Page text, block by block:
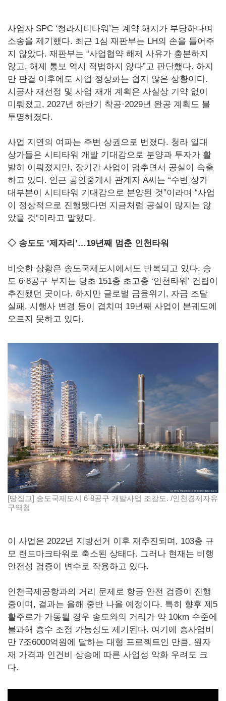
사업자 SPC ‘청라시티타워’는 계약 해지가 부당하다며
소송을 제기했다. 최근 1심 재판부는 LH의 손을 들어주
지 않았다. 재판부는 “사업협약 해제 사유가 충분하지
않고, 해제 통보 역시 적법하지 않다”고 판단했다. 하지
만 판결 이후에도 사업 정상화는 쉽지 않은 상황이다.
시공사 재선정 및 사업 재개 계획은 사실상 기약 없이
미뤄졌고, 2027년 하반기 착공·2029년 완공 계획도 불
투명해졌다.
사업 지연의 여파는 주변 상권으로 번졌다. 청라 일대
상가들은 시티타워 개발 기대감으로 분양과 투자가 활
발히 이뤄졌지만, 장기간 사업이 멈추면서 공실이 속출
하고 있다. 인근 공인중개사 관계자 A씨는 “수변 상가
대부분이 시티타워 기대감으로 분양된 것”이라며 “사업
이 정상적으로 진행됐다면 지금처럼 공실이 많지는 않
았을 것”이라고 말했다.
◇ 송도도 ‘제자리’…19년째 멈춘 인천타워
비슷한 상황은 송도국제도시에서도 반복되고 있다. 송
도 6·8공구 부지는 당초 151층 초고층 ‘인천타워’ 건립이
추진됐던 곳이다. 하지만 글로벌 금융위기, 자금 조달
실패, 시행사 변경 등이 겹치며 19년째 사업이 본궤도에
오르지 못하고 있다.
[땅집고] 송도국제도시 6·8공구 개발사업 조감도. /인천경제자유
구역청
이 사업은 2022년 지방선거 이후 재추진되며, 103층 규
모 랜드마크타워로 축소된 상태다. 그러나 현재는 비행
안전성 검증이 변수로 작용하고 있다.
인천국제공항과의 거리 문제로 항공 안전 검증이 진행
중이며, 결과는 올해 중반 나올 예정이다. 특히 향후 제5
활주로가 가동될 경우 송도와의 거리가 약 10km 수준에
불과해 층수 조정 가능성도 제기된다. 여기에 총사업비
만 7조6000억원에 달하는 대형 프로젝트인 만큼, 원자
재 가격과 인건비 상승에 따른 사업성 악화 우려도 크
다.